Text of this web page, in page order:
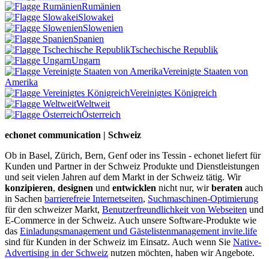
Rumänien
Slowakei
Slowenien
Spanien
Tschechische Republik
Ungarn
Vereinigte Staaten von
Amerika
Vereinigtes Königreich
Weltweit
Österreich
echonet communication | Schweiz
Ob in Basel, Zürich, Bern, Genf oder ins Tessin - echonet liefert für
Kunden und Partner in der Schweiz Produkte und Dienstleistungen
und seit vielen Jahren auf dem Markt in der Schweiz tätig. Wir
konzipieren, designen und entwicklen nicht nur, wirberaten auch
in Sachen barrierefreie Internetseiten, Suchmaschinen-Optimierung
für den schweizer Markt, Benutzerfreundlichkeit von Webseiten und
E-Commerce in der Schweiz. Auch unsere Software-Produkte wie
das Einladungsmanagement und Gästelistenmanagement invite.life
sind für Kunden in der Schweiz im Einsatz. Auch wenn Sie Native-
Advertising in der Schweiz nutzen möchten, haben wir Angebote.